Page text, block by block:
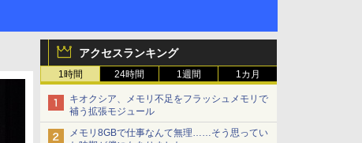
アクセスランキング
1時間 24時間 1週間 1カ月
キオクシア、メモリ不足をフラッシュメモリで
補う拡張モジュール
メモリ8GBで仕事なんて無理……そう思ってい